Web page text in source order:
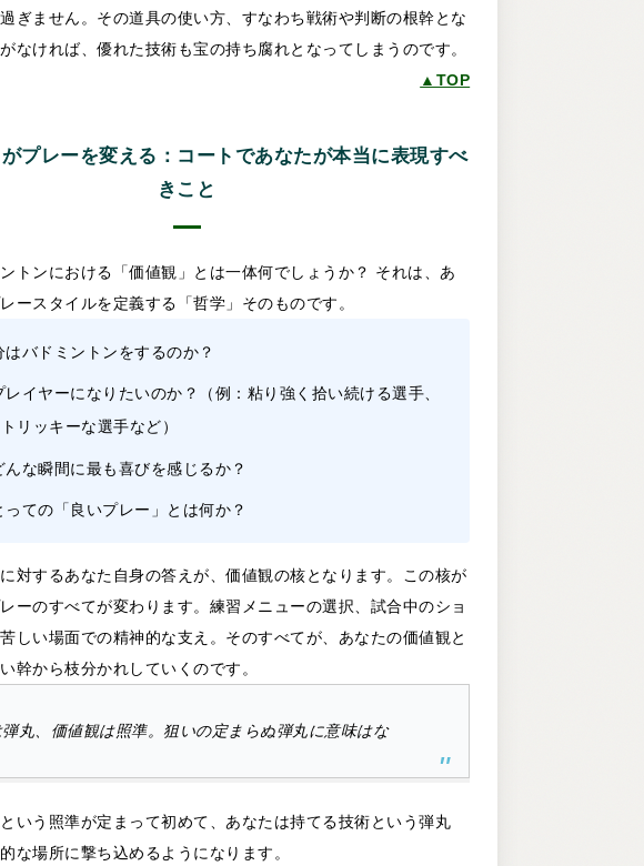
ぎません。その道具の使い方、すなわち戦術や判断の根幹とな
なければ、優れた技術も宝の持ち腐れとなってしまうのです。
▲TOP
がプレーを変える：コートであなたが本当に表現すべ
きこと
トンにおける「価値観」とは一体何でしょうか？ それは、あ
ースタイルを定義する「哲学」そのものです。
はバドミントンをするのか？
レイヤーになりたいのか？（例：粘り強く拾い続ける選手、
リッキーな選手など）
んな瞬間に最も喜びを感じるか？
っての「良いプレー」とは何か？
対するあなた自身の答えが、価値観の核となります。この核が
ーのすべてが変わります。練習メニューの選択、試合中のショ
しい場面での精神的な支え。そのすべてが、あなたの価値観と
幹から枝分かれしていくのです。
弾丸、価値観は照準。狙いの定まらぬ弾丸に意味はな
いう照準が定まって初めて、あなたは持てる技術という弾丸
な場所に撃ち込めるようになります。